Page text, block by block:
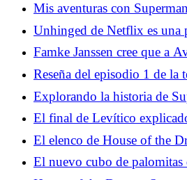
Mis aventuras con
Verde muy diferente
Unhinged de Netflix es una
invasión del hogar
Famke Janssen cree que a
falta un elemento básico de
Reseña del episodio 1 de la
of the Dragon: Por la
Explorando la historia de
queer improbable
El final de Levítico
director
El elenco de House of the
brutal muerte del estreno de
El nuevo cubo de palomitas